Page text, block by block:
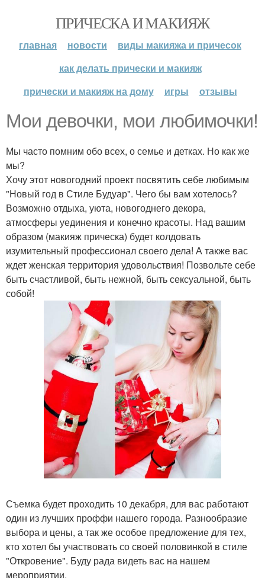
ПРИЧЕСКА И МАКИЯЖ
главная новости
виды макияжа и причесок
как делать прически и макияж
прически и макияж на дому
игры отзывы
Мои девочки, мои любимочки!
Мы часто помним обо всех, о семье и детках. Но как же
мы?
Хочу этот новогодний проект посвятить себе любимым
"Новый год в Стиле Будуар". Чего бы вам хотелось?
Возможно отдыха, уюта, новогоднего декора,
атмосферы уединения и конечно красоты. Над вашим
образом (макияж прическа) будет колдовать
изумительный профессионал своего дела! А также вас
ждет женская территория удовольствия! Позвольте себе
быть счастливой, быть нежной, быть сексуальной, быть
собой!
Съемка будет проходить 10 декабря, для вас работают
один из лучших проффи нашего города. Разнообразие
выбора и цены, а так же особое предложение для тех,
кто хотел бы участвовать со своей половинкой в стиле
"Откровение". Буду рада видеть вас на нашем
мероприятии.